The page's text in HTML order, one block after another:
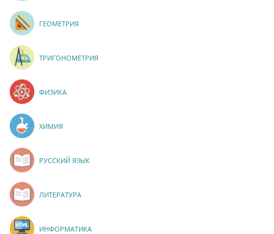
ГЕОМЕТРИЯ
ТРИГОНОМЕТРИЯ
ФИЗИКА
ХИМИЯ
РУССКИЙ ЯЗЫК
ЛИТЕРАТУРА
ИНФОРМАТИКА